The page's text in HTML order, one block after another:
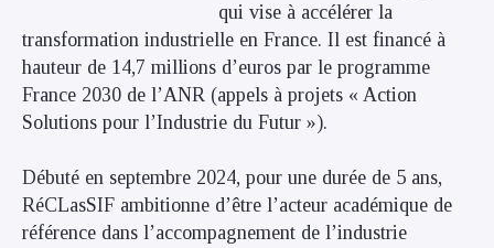
qui vise à accélérer la
transformation industrielle en France. Il est financé à
hauteur de 14,7 millions d’euros par le programme
France 2030 de l’ANR (appels à projets « Action
Solutions pour l’Industrie du Futur »).
Débuté en septembre 2024, pour une durée de 5 ans,
RéCLasSIF ambitionne d’être l’acteur académique de
référence dans l’accompagnement de l’industrie